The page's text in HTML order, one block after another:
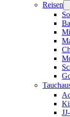
Reisen